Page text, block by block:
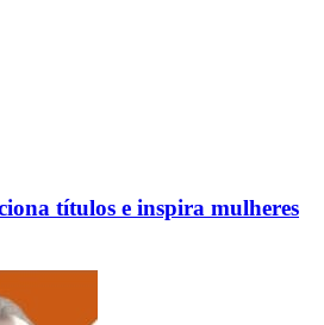
títulos e inspira mulheres